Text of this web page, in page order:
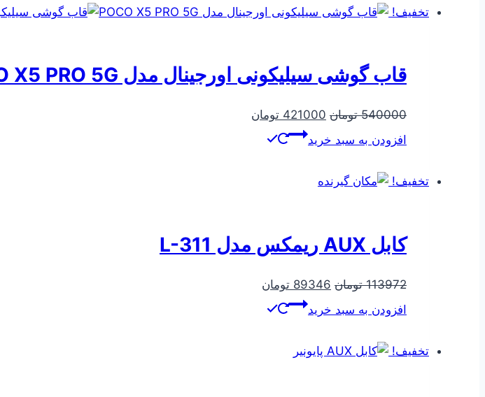
تخفیف!
قاب گوشی سیلیکونی اورجینال مدل POCO X5 PRO 5G
540000 تومان قیمت
اصلی
421000 تومان
افزودن به سبد خرید
تخفیف!
کابل AUX ریمکس مدل L-311
113972 تومان قیمت
اصلی
89346 تومان
افزودن به سبد خرید
تخفیف!